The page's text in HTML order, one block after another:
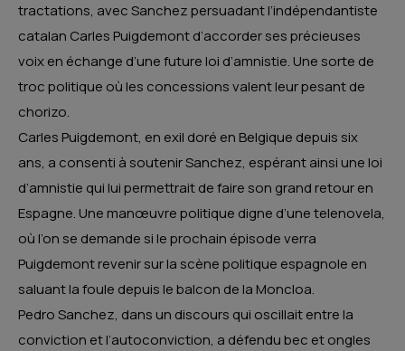
tractations, avec Sanchez persuadant l’indépendantiste
catalan Carles Puigdemont d’accorder ses précieuses
voix en échange d’une future loi d’amnistie. Une sorte de
troc politique où les concessions valent leur pesant de
chorizo.
Carles Puigdemont, en exil doré en Belgique depuis six
ans, a consenti à soutenir Sanchez, espérant ainsi une loi
d’amnistie qui lui permettrait de faire son grand retour en
Espagne. Une manœuvre politique digne d’une telenovela,
où l’on se demande si le prochain épisode verra
Puigdemont revenir sur la scène politique espagnole en
saluant la foule depuis le balcon de la Moncloa.
Pedro Sanchez, dans un discours qui oscillait entre la
conviction et l’autoconviction, a défendu bec et ongles